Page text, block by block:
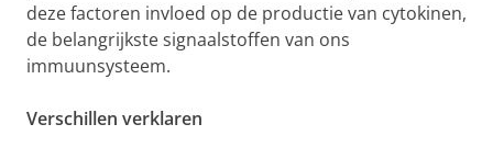
deze factoren invloed op de productie van cytokinen,
de belangrijkste signaalstoffen van ons
immuunsysteem.
Verschillen verklaren